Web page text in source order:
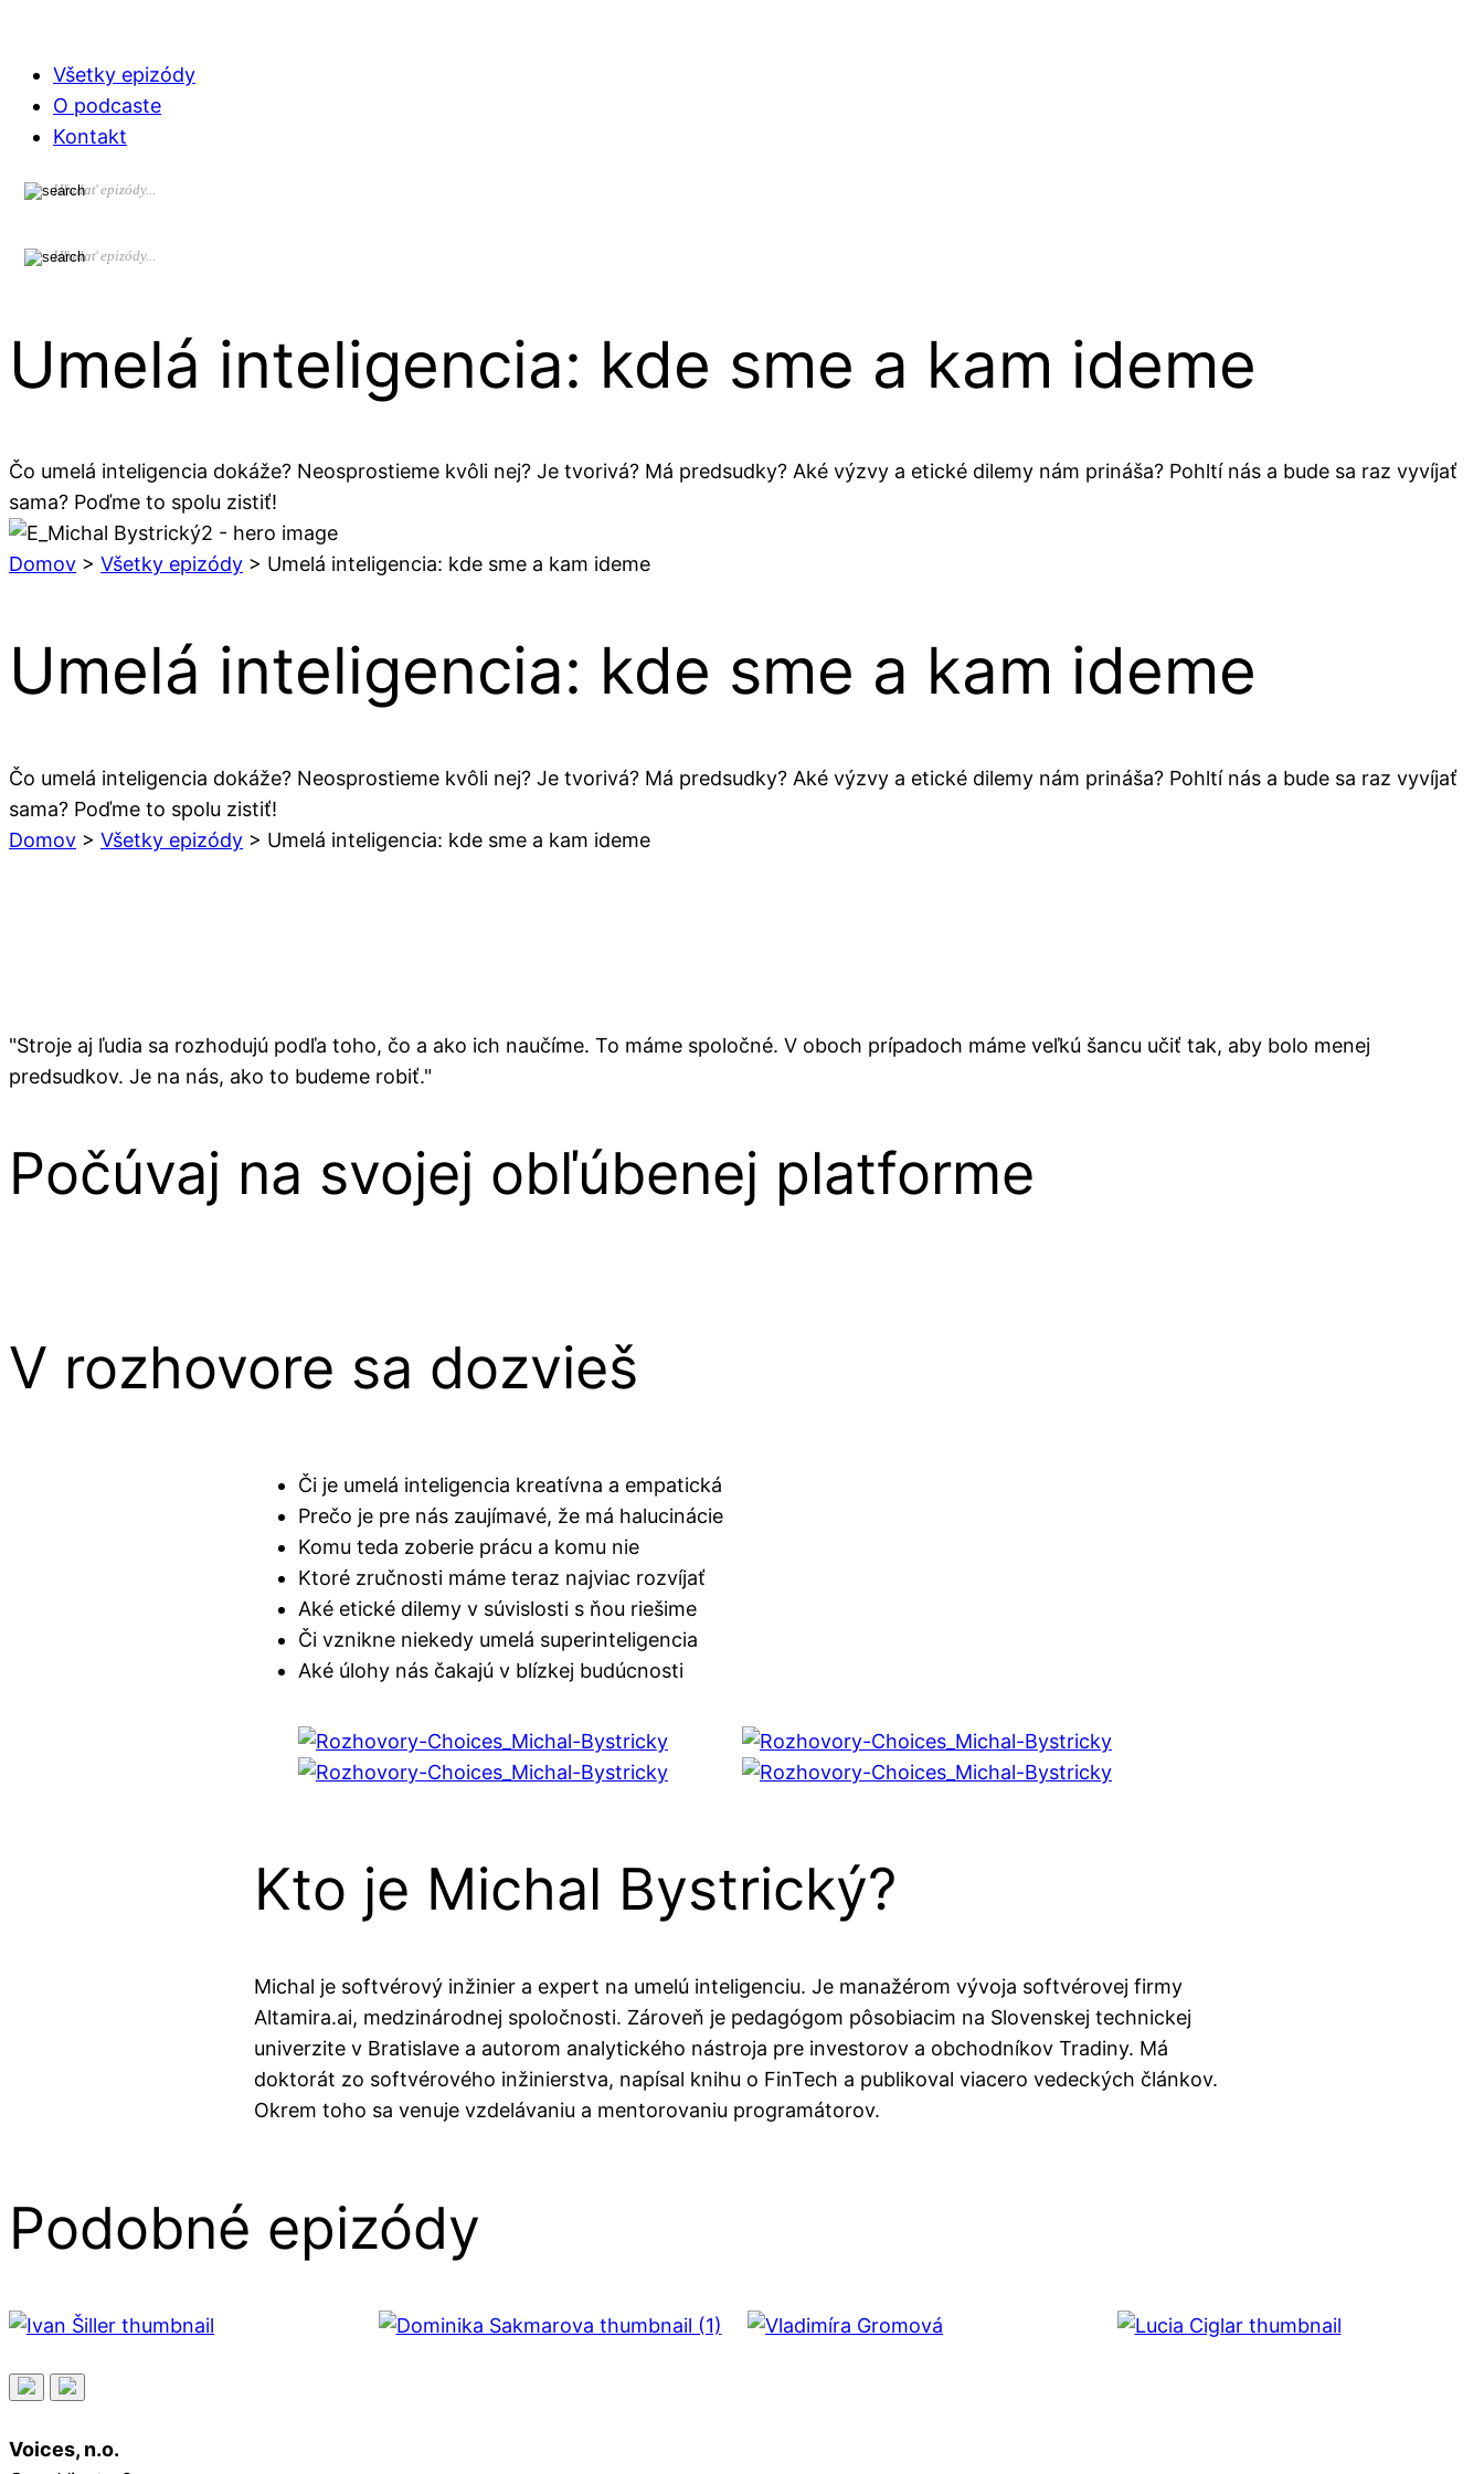
Všetky epizódy
O podcaste
Kontakt
Umelá inteligencia: kde sme a kam ideme
Čo umelá inteligencia dokáže? Neosprostieme kvôli nej? Je tvorivá? Má predsudky? Aké výzvy a etické dilemy nám prináša? Pohltí nás a bude sa raz vyvíjať
sama? Poďme to spolu zistiť!
Domov > Všetky epizódy > Umelá inteligencia: kde sme a kam ideme
Umelá inteligencia: kde sme a kam ideme
Čo umelá inteligencia dokáže? Neosprostieme kvôli nej? Je tvorivá? Má predsudky? Aké výzvy a etické dilemy nám prináša? Pohltí nás a bude sa raz vyvíjať
sama? Poďme to spolu zistiť!
Domov > Všetky epizódy > Umelá inteligencia: kde sme a kam ideme
"Stroje aj ľudia sa rozhodujú podľa toho, čo a ako ich naučíme. To máme spoločné. V oboch prípadoch máme veľkú šancu učiť tak, aby bolo menej
predsudkov. Je na nás, ako to budeme robiť."
Počúvaj na svojej obľúbenej platforme
V rozhovore sa dozvieš
Či je umelá inteligencia kreatívna a empatická
Prečo je pre nás zaujímavé, že má halucinácie
Komu teda zoberie prácu a komu nie
Ktoré zručnosti máme teraz najviac rozvíjať
Aké etické dilemy v súvislosti s ňou riešime
Či vznikne niekedy umelá superinteligencia
Aké úlohy nás čakajú v blízkej budúcnosti
Kto je Michal Bystrický?
Michal je softvérový inžinier a expert na umelú inteligenciu. Je manažérom vývoja softvérovej firmy
Altamira.ai, medzinárodnej spoločnosti. Zároveň je pedagógom pôsobiacim na Slovenskej technickej
univerzite v Bratislave a autorom analytického nástroja pre investorov a obchodníkov Tradiny. Má
doktorát zo softvérového inžinierstva, napísal knihu o FinTech a publikoval viacero vedeckých článkov.
Okrem toho sa venuje vzdelávaniu a mentorovaniu programátorov.
Podobné epizódy
Voices, n.o.